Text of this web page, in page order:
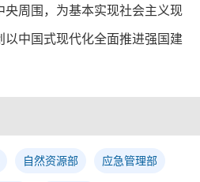
周围，为基本实现社会主义现
中国式现代化全面推进强国建
自然资源部 应急管理部